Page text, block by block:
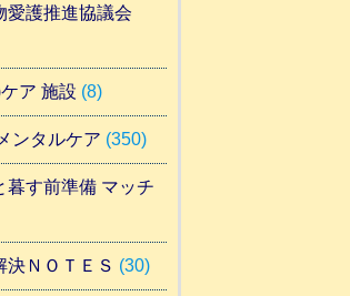
愛護推進協議会
ア 施設 (8)
ンタルケア (350)
暮す前準備 マッチ
決ＮＯＴＥＳ (30)